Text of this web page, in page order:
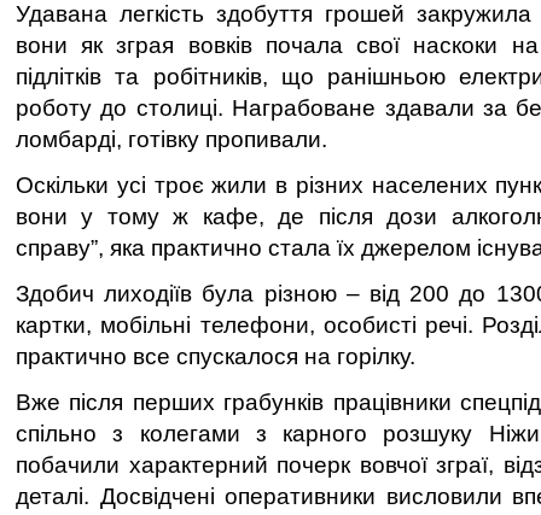
Удавана легкість здобуття грошей
вони як зграя вовків почала свої наскоки
підлітків та робітників, що ранішньою
роботу до столиці. Награбоване здавали за
ломбарді, готівку пропивали.
Оскільки усі троє жили в різних населених
вони у тому ж кафе, де після дози
справу”, яка практично стала їх джерелом
Здобич лиходіїв була різною – від 200 до
картки, мобільні телефони, особисті речі.
практично все спускалося на горілку.
Вже після перших грабунків працівники
спільно з колегами з карного розшуку
побачили характерний почерк вовчої зграї,
деталі. Досвідчені оперативники висловили